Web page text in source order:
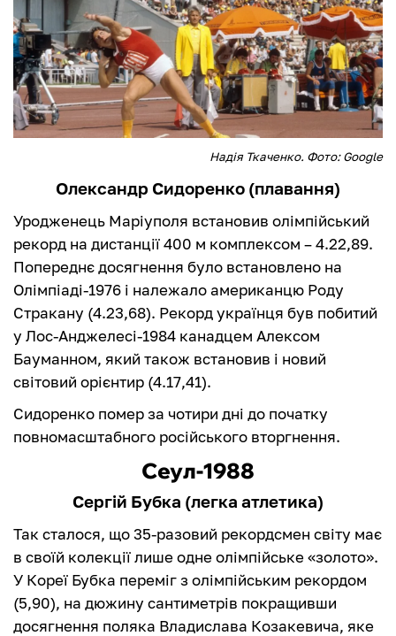
Надія Ткаченко. Фото: Google
Олександр Сидоренко (плавання)
Уродженець Маріуполя встановив олімпійський
рекорд на дистанції 400 м комплексом – 4.22,89.
Попереднє досягнення було встановлено на
Олімпіаді-1976 і належало американцю Роду
Стракану (4.23,68). Рекорд українця був побитий
у Лос-Анджелесі-1984 канадцем Алексом
Бауманном, який також встановив і новий
світовий орієнтир (4.17,41).
Сидоренко помер за чотири дні до початку
повномасштабного російського вторгнення.
Сеул-1988
Сергій Бубка (легка атлетика)
Так сталося, що 35-разовий рекордсмен світу має
в своїй колекції лише одне олімпійське «золото».
У Кореї Бубка переміг з олімпійським рекордом
(5,90), на дюжину сантиметрів покращивши
досягнення поляка Владислава Козакевича, яке